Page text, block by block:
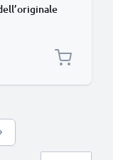
smarrito
‘eye cup’
pagina